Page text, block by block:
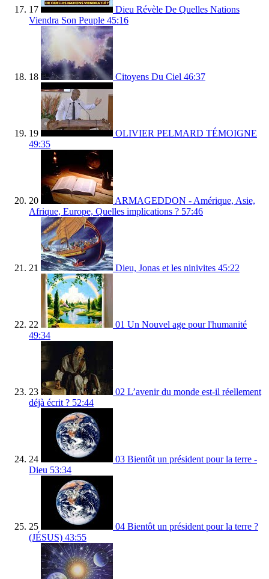
17
Dieu Révèle De Quelles Nations
Viendra Son Peuple 45:16
18 Citoyens Du Ciel 46:37
19
OLIVIER PELMARD TÉMOIGNE
49:35
20
ARMAGEDDON - Amérique, Asie,
Afrique, Europe, Quelles implications ? 57:46
21 Dieu, Jonas et les ninivites 45:22
22
01 Un Nouvel age pour l'humanité
49:34
23
02 L’avenir du monde est-il réellement
déjà écrit ? 52:44
24
03 Bientôt un président pour la terre -
Dieu 53:34
25
04 Bientôt un président pour la terre ?
(JÉSUS) 43:55